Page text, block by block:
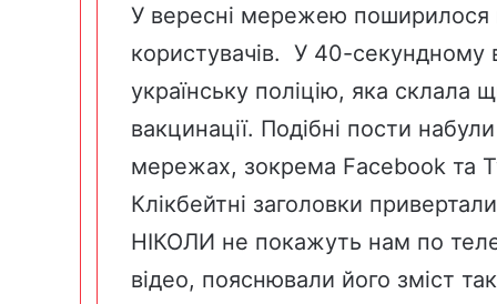
У вересні мережею поширилося
користувачів. У 40-секундному
українську поліцію, яка склала
вакцинації. Подібні пости
мережах, зокрема Facebook та
Клікбейтні заголовки
НІКОЛИ не покажуть нам по
відео, пояснювали його зміст